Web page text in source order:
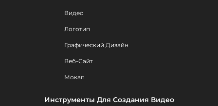
Видео
Логотип
Графический Дизайн
Веб-Сайт
Мокап
Инструменты Для Создания Видео